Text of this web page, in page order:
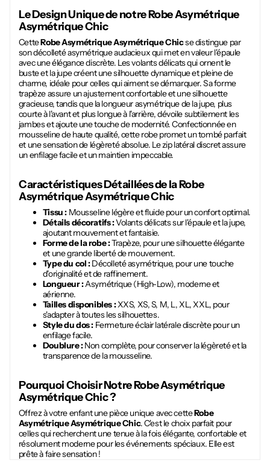
Le Design Unique de notreRobe Asymétrique
Asymétrique Chic
CetteRobe Asymétrique Asymétrique Chicse distingue par
son décolleté asymétrique audacieux qui met en valeur l'épaule
avec une élégance discrète. Les volants délicats qui ornent le
buste et la jupe créent une silhouette dynamique et pleine de
charme, idéale pour celles qui aiment se démarquer. Sa forme
trapèze assure un ajustement confortable et une silhouette
gracieuse, tandis que la longueur asymétrique de la jupe, plus
courte à l'avant et plus longue à l'arrière, dévoile subtilement les
jambes et ajoute une touche de modernité. Confectionnée en
mousseline de haute qualité, cette robe promet un tombé parfait
et une sensation de légèreté absolue. Le zip latéral discret assure
un enfilage facile et un maintien impeccable.
Caractéristiques Détaillées de laRobe
Asymétrique Asymétrique Chic
Tissu :Mousseline légère et fluide pour un confort optimal.
Détails décoratifs :Volants délicats sur l'épaule et la jupe,
ajoutant mouvement et fantaisie.
Forme de la robe :Trapèze, pour une silhouette élégante
et une grande liberté de mouvement.
Type du col :Décolleté asymétrique, pour une touche
d'originalité et de raffinement.
Longueur :Asymétrique (High-Low), moderne et
aérienne.
Tailles disponibles :XXS, XS, S, M, L, XL, XXL, pour
s'adapter à toutes les silhouettes.
Style du dos : Fermeture éclair latérale discrète pour un
enfilage facile.
Doublure :Non complète, pour conserver la légèreté et la
transparence de la mousseline.
Pourquoi Choisir NotreRobe Asymétrique
Asymétrique Chic?
Offrez à votre enfant une pièce unique avec cetteRobe
Asymétrique Asymétrique Chic. C'est le choix parfait pour
celles qui recherchent une tenue à la fois élégante, confortable et
résolument moderne pour les événements spéciaux. Elle est
prête à faire sensation !